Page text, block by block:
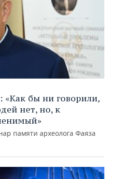
бы ни говорили,
нет, но, к
памяти археолога Фаяза